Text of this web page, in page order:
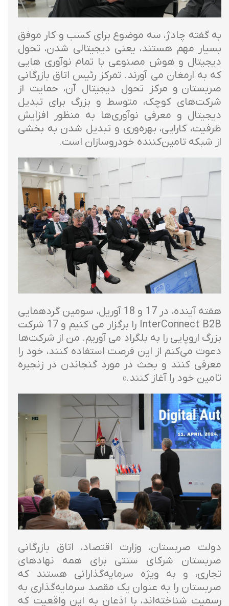
به گفته چادژ، سه موضوع برای کسب و کار موفق
بسیار مهم هستند، یعنی دیجیتالی شدن، تحول
دیجیتال و هوش مصنوعی با تمام نوآوری هایی
که به ارمغان می آورند. تمرکز رئيس اتاق بازرگانی
صربستان و مرکز تحول دیجیتال آن، حمایت از
شرکت‌های کوچک، متوسط ​​و بزرگ برای تبدیل
دیجیتال و معرفی نوآوری‌ها به منظور افزایش
ظرفیت، کارایی، بهره‌وری و تبدیل شدن به بخشی
از شبکه تامین‌کننده خودروسازان است.
هفته آینده، در 17 و 18 آوریل، سومین گردهمایی
InterConnect B2B را برگزار می کنیم و 17 شرکت
بزرگ اروپایی را به بلگراد می آوریم. من از شرکت‌ها
دعوت می‌کنم از این فرصت استفاده کنند، خود را
معرفی کنند و بحث در مورد گنجاندن در زنجیره
تامین خود را آغاز کنند.»
دولت صربستان، وزارت اقتصاد، اتاق بازرگانی
صربستان شرکای سنتی برای همه نهادهای
تجاری، و به ویژه سرمایه‌گذارانی هستند که
صربستان را به عنوان یک مقصد سرمایه‌گذاری به
رسمیت شناخته‌اند، با اذعان به این واقعیت که